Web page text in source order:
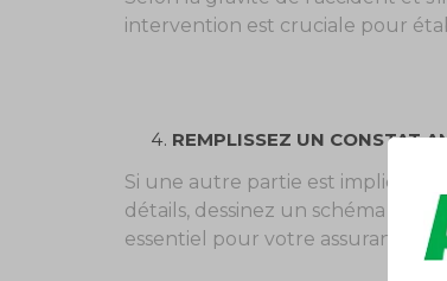
intervention est cruciale pour
REMPLISSEZ UN CONSTAT
Si une autre partie est
détails, dessinez un schéma de
essentiel pour votre assurance.